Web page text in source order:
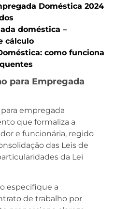
Doméstica 2024
doméstica –
cálculo
como funciona
para Empregada
empregada
que formaliza a
e funcionária, regido
das Leis de
da Lei
especifique a
de trabalho por